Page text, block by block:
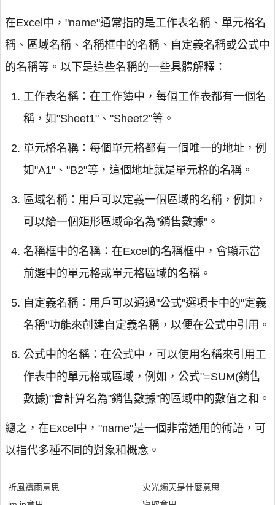
在Excel中，"name"通常指的是工作表名稱、單元格名
稱、區域名稱、名稱框中的名稱、自定義名稱或公式中
的名稱等。以下是這些名稱的一些具體解釋：
工作表名稱：在工作簿中，每個工作表都有一個名
稱，如"Sheet1"、"Sheet2"等。
單元格名稱：每個單元格都有一個唯一的地址，例
如"A1"、"B2"等，這個地址就是單元格的名稱。
區域名稱：用戶可以定義一個區域的名稱，例如，
可以給一個矩形區域命名為"銷售數據"。
名稱框中的名稱：在Excel的名稱框中，會顯示當
前選中的單元格或單元格區域的名稱。
自定義名稱：用戶可以通過"公式"選項卡中的"定義
名稱"功能來創建自定義名稱，以便在公式中引用。
公式中的名稱：在公式中，可以使用名稱來引用工
作表中的單元格或區域，例如，公式"=SUM(銷售
數據)"會計算名為"銷售數據"的區域中的數值之和。
總之，在Excel中，"name"是一個非常通用的術語，可
以指代多種不同的對象和概念。
祈風禱雨意思
火光燭天是什麼意思